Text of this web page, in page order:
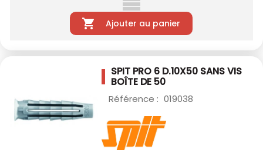
Ajouter au panier
SPIT PRO 6 D.10X50 SANS VIS
BOÎTE DE 50
Référence : 019038